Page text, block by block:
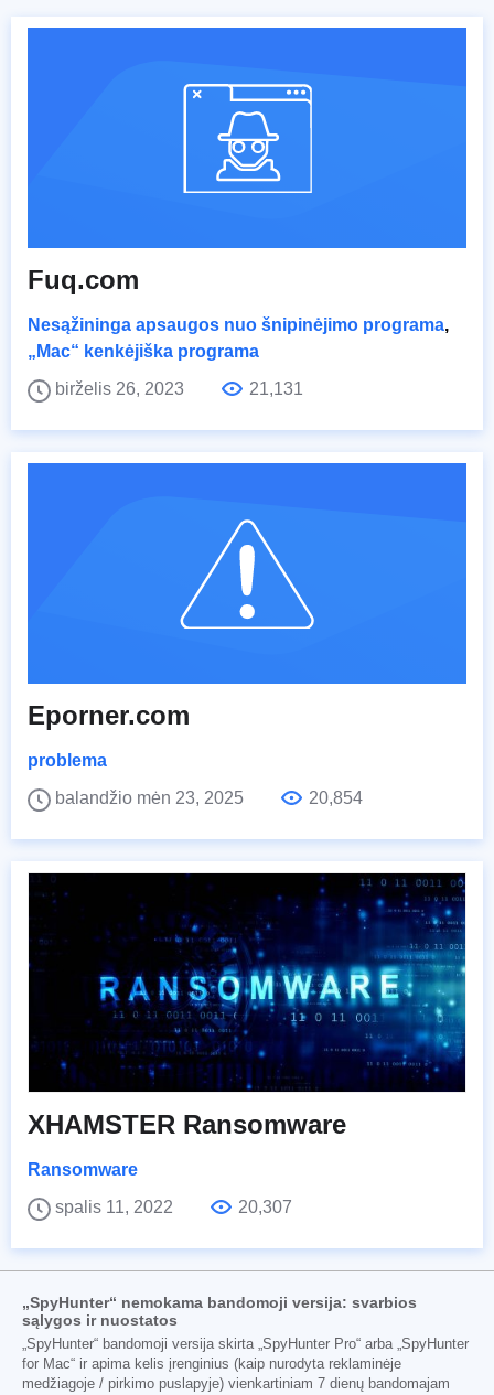
Fuq.com
Nesąžininga apsaugos nuo šnipinėjimo programa,
„Mac“ kenkėjiška programa
birželis 26, 2023
21,131
Eporner.com
problema
balandžio mėn 23, 2025
20,854
XHAMSTER Ransomware
Ransomware
spalis 11, 2022
20,307
„SpyHunter“ nemokama bandomoji versija: svarbios
sąlygos ir nuostatos
„SpyHunter“ bandomoji versija skirta „SpyHunter Pro“ arba „SpyHunter
for Mac“ ir apima kelis įrenginius (kaip nurodyta reklaminėje
medžiagoje / pirkimo puslapyje) vienkartiniam 7 dienų bandomajam